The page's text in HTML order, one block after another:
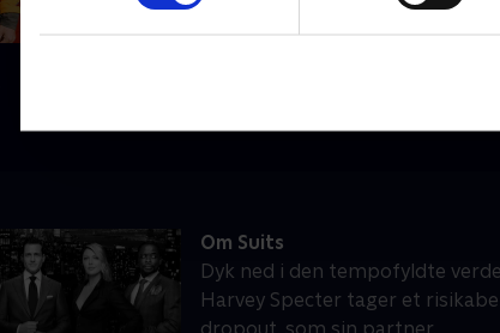
Om Suits
Dyk ned i den tempofyldte
Harvey Specter tager et